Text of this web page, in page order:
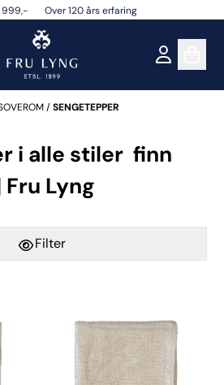
999,- Over 120 års erfaring
/SENGETEPPER
i alle stiler  finn
Lyng
Filter